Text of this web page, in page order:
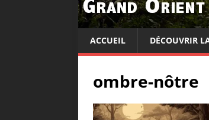
ACCUEIL DÉCOUVRIR
ombre-nôtre